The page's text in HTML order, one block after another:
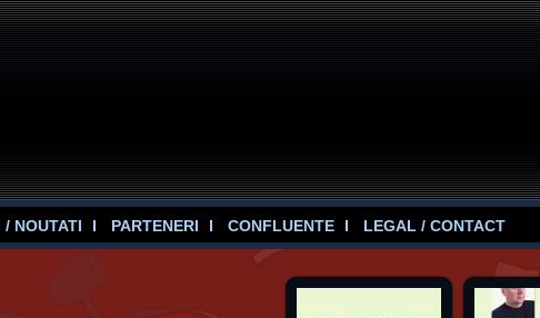
/ NOUTATI PARTENERI CONFLUENTE LEGAL / CONTACT